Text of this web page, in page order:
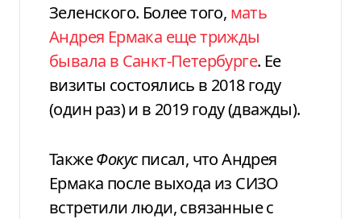
Зеленского. Более того, мать
Андрея Ермака еще трижды
бывала в Санкт-Петербурге. Ее
визиты состоялись в 2018 году
(один раз) и в 2019 году (дважды).
ТакжеФокусписал, что Андрея
Ермака после выхода из СИЗО
встретили люди, связанные с